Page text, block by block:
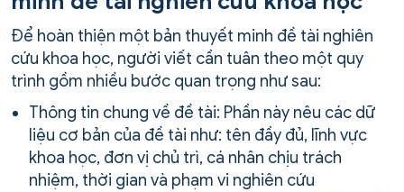
Để hoàn thiện một bản thuyết minh đề tài nghiên
cứu khoa học, người viết cần tuân theo một quy
trình gồm nhiều bước quan trọng như sau:
Thông tin chung về đề tài: Phần này nêu các dữ
liệu cơ bản của đề tài như: tên đầy đủ, lĩnh vực
khoa học, đơn vị chủ trì, cá nhân chịu trách
nhiệm, thời gian và phạm vi nghiên cứu